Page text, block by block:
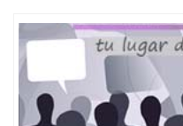
原版实物，以求达到客
们在保证合理定价的同
质和效率不断优化，为
咨询顾问：Sam q/微信
信:551190476办理毕业
知书，雅思，留学回国